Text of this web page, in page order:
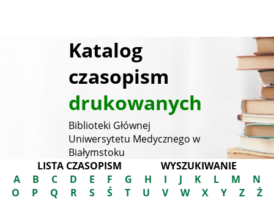
Katalog
czasopism
drukowanych
Biblioteki Głównej
Uniwersytetu Medycznego w
Białymstoku
LISTA CZASOPISM
WYSZUKIWANIE
A
B C D E F G H I J K L M
N
O
P Q R S Ś T U V W X Y Z Ż